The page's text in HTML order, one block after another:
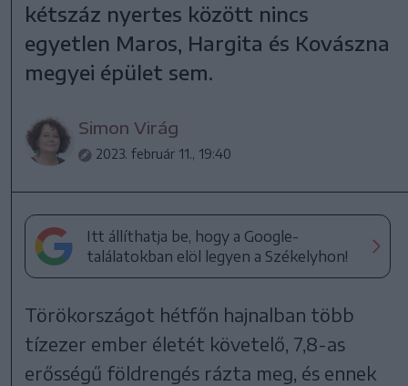
kétszáz nyertes között nincs
egyetlen Maros, Hargita és Kovászna
megyei épület sem.
Simon Virág
2023. február 11., 19:40
Itt állíthatja be, hogy a Google-
találatokban elöl legyen a Székelyhon!
Törökországot hétfőn hajnalban több
tízezer ember életét követelő, 7,8-as
erősségű földrengés rázta meg, és ennek